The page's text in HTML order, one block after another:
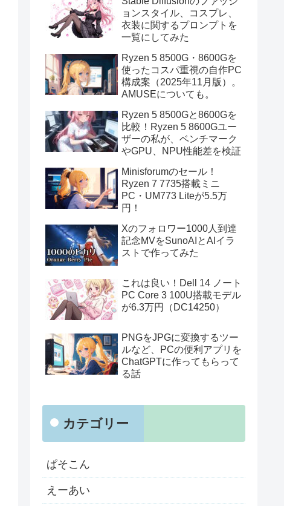
ョンスタイル、コスプレ、
衣装に関するプロンプトを
一覧にしてみた
Ryzen 5 8500G・8600Gを
使ったコスパ重視の自作PC
構成案（2025年11月版）。
AMUSEについても。
Ryzen 5 8500Gと8600Gを
比較！Ryzen 5 8600Gユー
ザーの私が、ベンチマーク
やGPU、NPU性能差を検証
Minisforumのセール！
Ryzen 7 7735搭載ミニ
PC・UM773 Liteが5.5万
円！
Xのフォロワー1000人到達
記念MVをSunoAIとAIイラ
ストで作ってみた
これは良い！Dell 14 ノート
PC Core 3 100U搭載モデル
が6.3万円（DC14250）
PNGをJPGに変換するツー
ルなど、PCの便利アプリを
ChatGPTに作ってもらって
る話
カテゴリー
ぱそこん
えーあい